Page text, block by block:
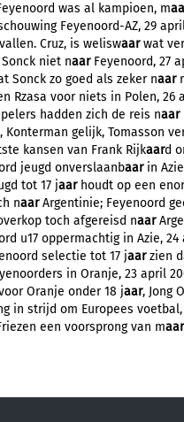
was al kampioen, m
Feyenoord-AZ, 29
Cruz, is weliswaarwat
niet naarFeyenoord, 27
Sonck zo goed als zeker naar
Rzasa voor niets in Polen, 26
hadden zich de reis naar
Konterman gelijk, Tomasson
kansen van Frank Rijkaard
jeugd onverslaanbaarin
tot 17 jaarhoudt op een
naarArgentinie; Feyenoord
toch afgereisd naar
u17 oppermachtig in Azie, 24
selectie tot 17 jaarzien
in Oranje, 23 april
Oranje onder 18 jaar, Jong
in strijd om Europees voetbal,
een voorsprong van maar